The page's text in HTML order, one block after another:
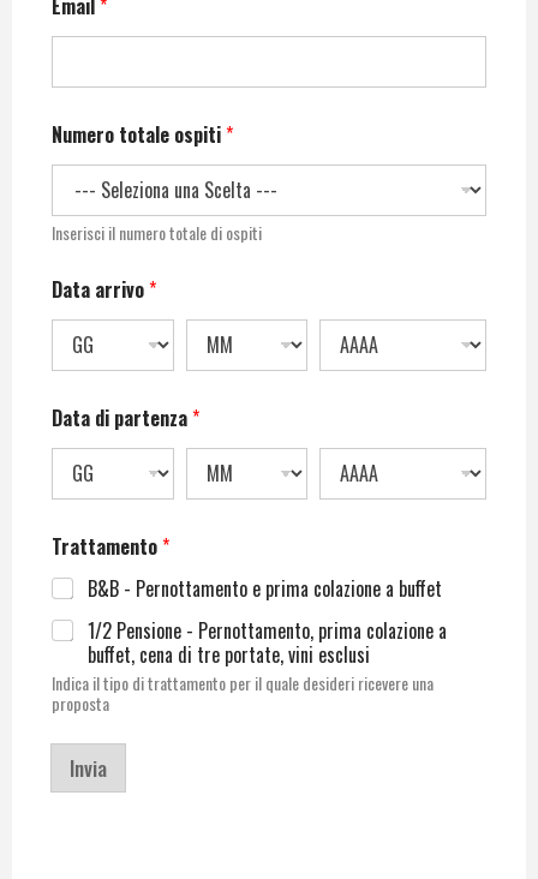
Email*
Numero totale ospiti*
Inserisci il numero totale di ospiti
Data arrivo*
Data di partenza*
Trattamento*
B&B - Pernottamento e prima colazione a buffet
1/2 Pensione - Pernottamento, prima colazione a
buffet, cena di tre portate, vini esclusi
Indica il tipo di trattamento per il quale desideri ricevere una
proposta
Invia